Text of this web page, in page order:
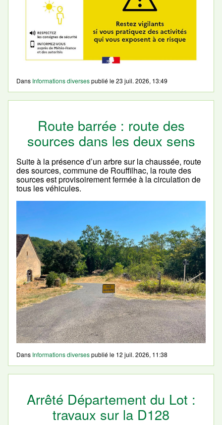
Dans Informations diversespublié le23 juil. 2026, 13:49
Route barrée : route des
sources dans les deux sens
Suite à la présence d’un arbre sur la chaussée, route
des sources, commune de Rouffilhac, la route des
sources est provisoirement fermée à la circulation de
tous les véhicules.
Dans Informations diversespublié le 12 juil. 2026, 11:38
Arrêté Département du Lot :
travaux sur la D128